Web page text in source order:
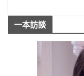
一本訪談